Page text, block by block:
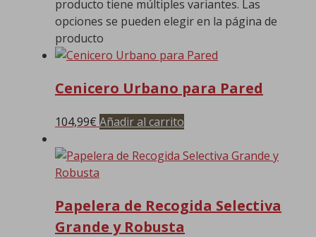
producto tiene múltiples variantes. Las
opciones se pueden elegir en la página de
producto
Cenicero Urbano para Pared
104,99€ Añadir al carrito
Papelera de Recogida Selectiva
Grande y Robusta